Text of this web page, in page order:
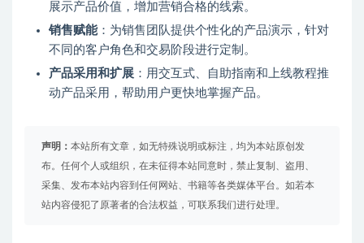
展示产品价值，增加营销合格的线索。
销售赋能：为销售团队提供个性化的产品演示，针对
不同的客户角色和交易阶段进行定制。
产品采用和扩展 ：用交互式、自助指南和上线教程推
动产品采用，帮助用户更快地掌握产品。
声明： 本站所有文章，如无特殊说明或标注，均为本站原创发
布。任何个人或组织，在未征得本站同意时，禁止复制、盗用、
采集、发布本站内容到任何网站、书籍等各类媒体平台。如若本
站内容侵犯了原著者的合法权益，可联系我们进行处理。